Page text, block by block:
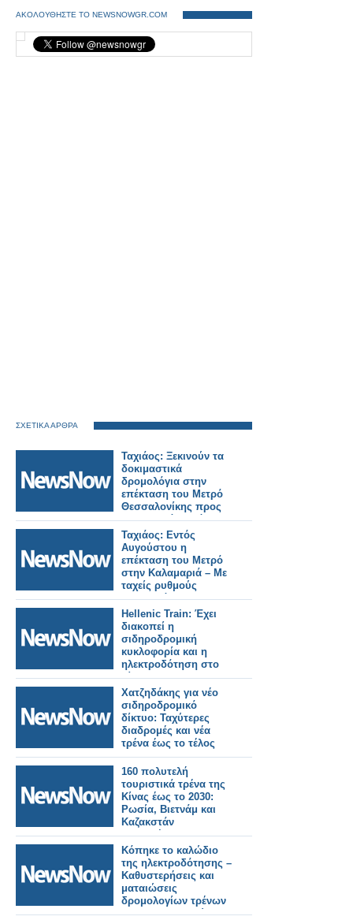
ΑΚΟΛΟΥΘΗΣΤΕ ΤΟ NEWSNOWGR.COM
ΣΧΕΤΙΚΑ ΑΡΘΡΑ
Ταχιάος: Ξεκινούν τα
δοκιμαστικά
δρομολόγια στην
επέκταση του Μετρό
Θεσσαλονίκης προς
Καλαμαριά – Στόχος η
λειτουργία έως το
τέλος του μήνα.
Ταχιάος: Εντός
Αυγούστου η
επέκταση του Μετρό
στην Καλαμαριά – Με
ταχείς ρυθμούς
προχωρά το Flyover.
Hellenic Train: Έχει
διακοπεί η
σιδηροδρομική
κυκλοφορία και η
ηλεκτροδότηση στο
δίκτυο του
Προαστιακού
Σιδηροδρόμου
Αθηνών.
Χατζηδάκης για νέο
σιδηροδρομικό
δίκτυο: Ταχύτερες
διαδρομές και νέα
τρένα έως το τέλος
του 2026.
160 πολυτελή
τουριστικά τρένα της
Κίνας έως το 2030:
Ρωσία, Βιετνάμ και
Καζακστάν
συμμετέχουν στην
τεράστια επέκταση
των σιδηροδρόμων.
Κόπηκε το καλώδιο
της ηλεκτροδότησης –
Καθυστερήσεις και
ματαιώσεις
δρομολογίων τρένων
και προαστιακού.